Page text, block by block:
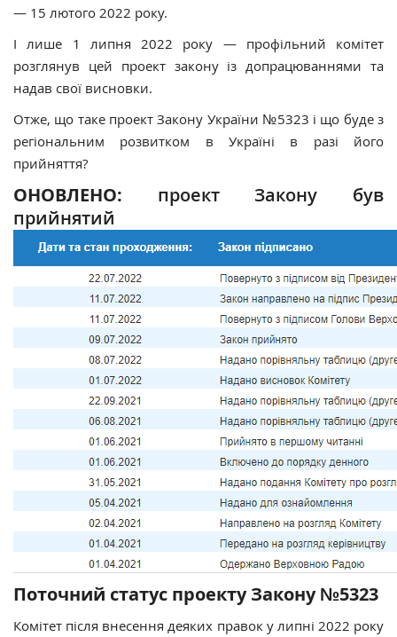
— 15 лютого 2022 року.
І лише 1 липня 2022 року — профільний комітет
розглянув цей проект закону із допрацюваннями та
надав свої висновки.
Отже, що таке проект Закону України №5323 і що буде з
регіональним розвитком в Україні в разі його
прийняття?
ОНОВЛЕНО: проект Закону був
прийнятий
Поточний статус проекту Закону №5323
Комітет після внесення деяких правок у липні 2022 року